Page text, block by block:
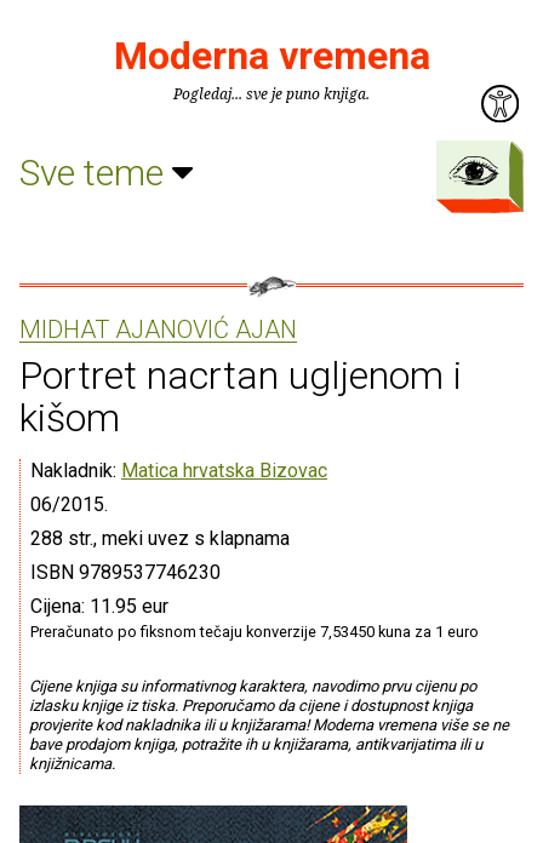
Moderna vremena
Pogledaj... sve je puno knjiga.
Sve teme
MIDHAT AJANOVIĆ AJAN
Portret nacrtan ugljenom i
kišom
Nakladnik: Matica hrvatska Bizovac
06/2015.
288 str., meki uvez s klapnama
ISBN 9789537746230
Cijena: 11.95 eur
Preračunato po fiksnom tečaju konverzije 7,53450 kuna za 1 euro
Cijene knjiga su informativnog karaktera, navodimo prvu cijenu po
izlasku knjige iz tiska. Preporučamo da cijene i dostupnost knjiga
provjerite kod nakladnika ili u knjižarama! Moderna vremena više se ne
bave prodajom knjiga, potražite ih u knjižarama, antikvarijatima ili u
knjižnicama.